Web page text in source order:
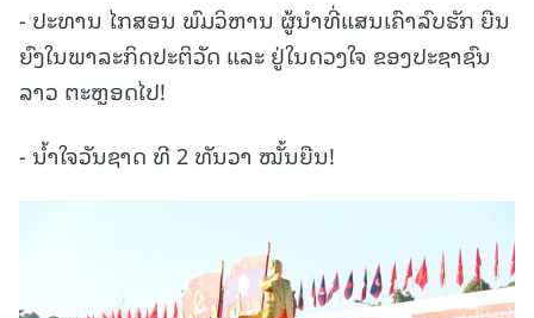
- ປະທານ ໄກສອນ ພົມວິຫານ ຜູ້ນໍາທີ່ແສນເຄົາລົບຮັກ ຍືນ
ຍົງໃນພາລະກິດປະຕິວັດ ແລະ ຢູ່ໃນດວງໃຈ ຂອງປະຊາຊົນ
ລາວ ຕະຫຼອດໄປ!
- ນໍ້າໃຈວັນຊາດ ທີ 2 ທັນວາ ໝັ້ນຍືນ!